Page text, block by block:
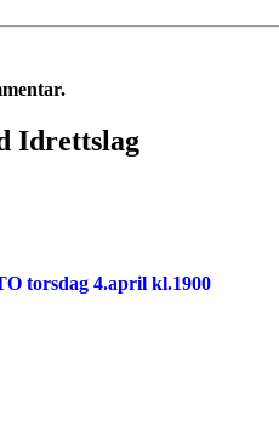
Idrettslag
torsdag 4.april kl.1900